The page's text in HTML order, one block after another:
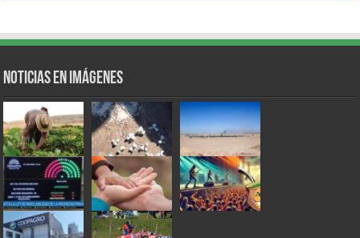
Noticias en Imágenes